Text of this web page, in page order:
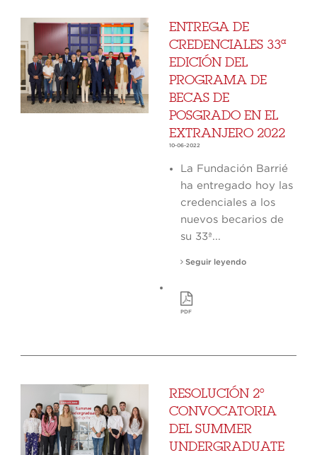
ENTREGA DE
CREDENCIALES 33ª
EDICIÓN DEL
PROGRAMA DE
BECAS DE
POSGRADO EN EL
EXTRANJERO 2022
10-06-2022
La Fundación Barrié
ha entregado hoy las
credenciales a los
nuevos becarios de
su 33ª...
Seguir leyendo
PDF
RESOLUCIÓN 2º
CONVOCATORIA
DEL SUMMER
UNDERGRADUATE